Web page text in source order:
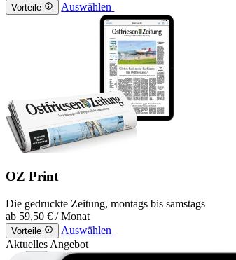
Vorteile Auswählen
OZ Print
Die gedruckte Zeitung, montags bis samstags
ab 59,50 € / Monat
Vorteile
Auswählen
Aktuelles Angebot